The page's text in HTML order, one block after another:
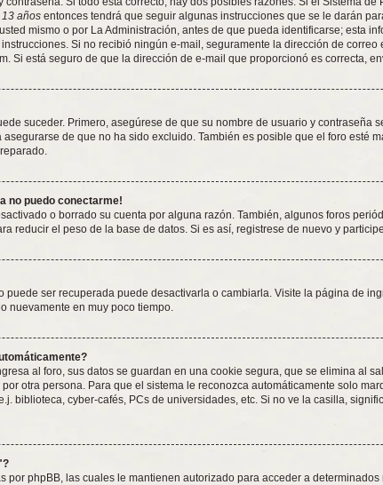
años entonces tendrá que seguir algunas instrucciones que se le darán
mismo o por La Administración, antes de que pueda identificarse; esta
Si no recibió ningún e-mail, seguramente la dirección de
Si está seguro de que la dirección de e-mail que proporcionó es correcta,
suceder. Primero, asegúrese de que su nombre de usuario y contraseña
de que no ha sido excluido. También es posible que el foro esté
no puedo conectarme!
o borrado su cuenta por alguna razón. También, algunos foros
reducir el peso de la base de datos. Si es así, registrese de nuevo y
puede ser recuperada puede desactivarla o cambiarla. Visite la página de
nuevamente en muy poco tiempo.
al foro, sus datos se guardan en una cookie segura, que se elimina al
otra persona. Para que el sistema le reconozca automáticamente solo
biblioteca, cyber-cafés, PCs de universidades, etc. Si no ve la casilla,
por phpBB, las cuales le mantienen autorizado para acceder a